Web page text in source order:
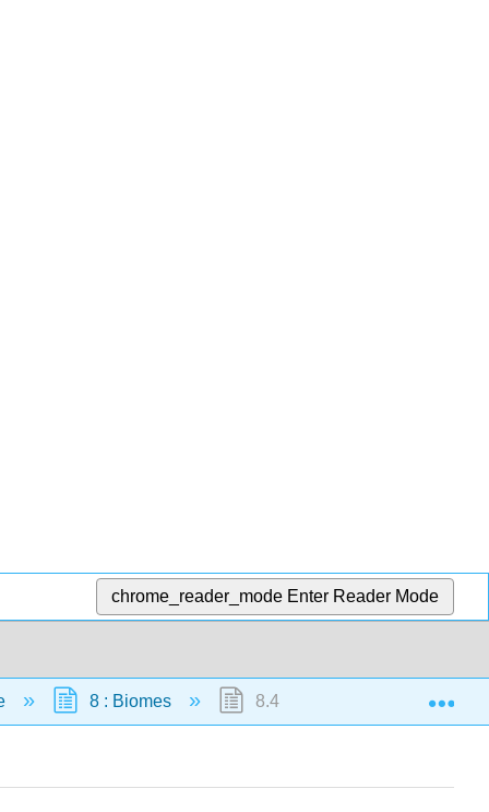
chrome_reader_mode Enter Reader Mode
8 : Biomes 8.4 : Plongée de données -